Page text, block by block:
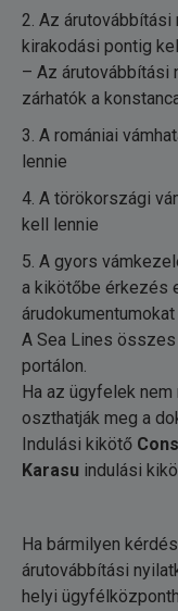
2. Az
kirakodási pontig
– Az árutovábbítási
zárhatók a
3. A romániai
lennie
4. A törökországi
kell lennie
5. A gyors
a kikötőbe érkezés
A Sea Lines
portálon.
Ha az ügyfelek
oszthatják meg a
Indulási kikötő
Karasu indulási
Ha bármilyen
árutovábbítási
helyi